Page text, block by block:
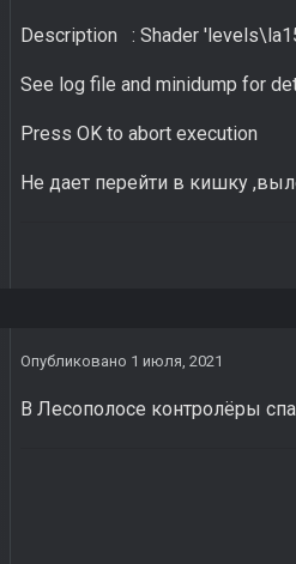
Description : Shader
See log file and minidump for
Press OK to abort execution
Не дает перейти в кишку
Опубликовано 1 июля, 2021
В Лесополосе контролёры